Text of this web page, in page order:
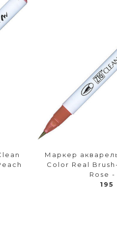
Маркер
Color Real
Rose -
195